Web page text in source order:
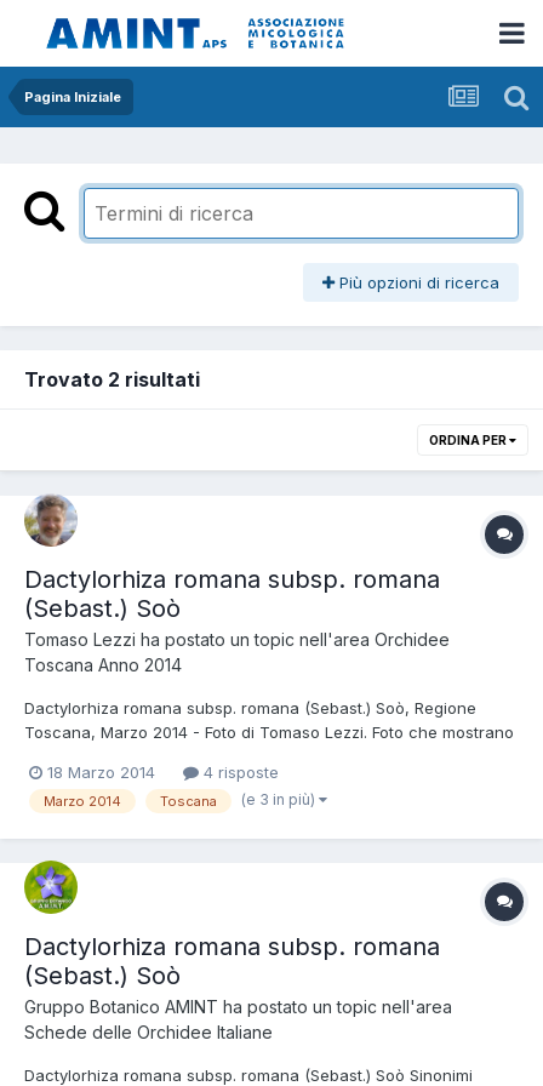
Pagina Iniziale
Più opzioni di ricerca
Trovato 2 risultati
ORDINA PER
Dactylorhiza romana subsp. romana
(Sebast.) Soò
Tomaso Lezzi ha postato un topic nell'area Orchidee
Toscana Anno 2014
Dactylorhiza romana subsp. romana (Sebast.) Soò, Regione
Toscana, Marzo 2014 - Foto di Tomaso Lezzi. Foto che mostrano
al rosa, al viola. Lo sperone rivolto verso l'alto permette di
riconoscere questa specie dalla simile Dactylo...
18 Marzo 2014 4 risposte
Marzo 2014 Toscana (e 3 in più)
Dactylorhiza romana subsp. romana
(Sebast.) Soò
Gruppo Botanico AMINT ha postato un topic nell'area
Schede delle Orchidee Italiane
Dactylorhiza romana subsp. romana (Sebast.) Soò Sinonimi